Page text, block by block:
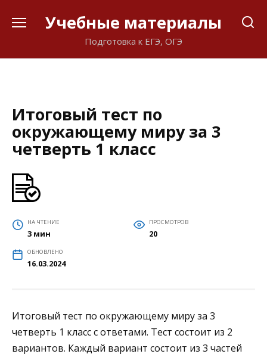
Учебные материалы
Подготовка к ЕГЭ, ОГЭ
Итоговый тест по
окружающему миру за 3
четверть 1 класс
НА ЧТЕНИЕ
3 мин
ПРОСМОТРОВ
20
ОБНОВЛЕНО
16.03.2024
Итоговый тест по окружающему миру за 3
четверть 1 класс с ответами. Тест состоит из 2
вариантов. Каждый вариант состоит из 3 частей